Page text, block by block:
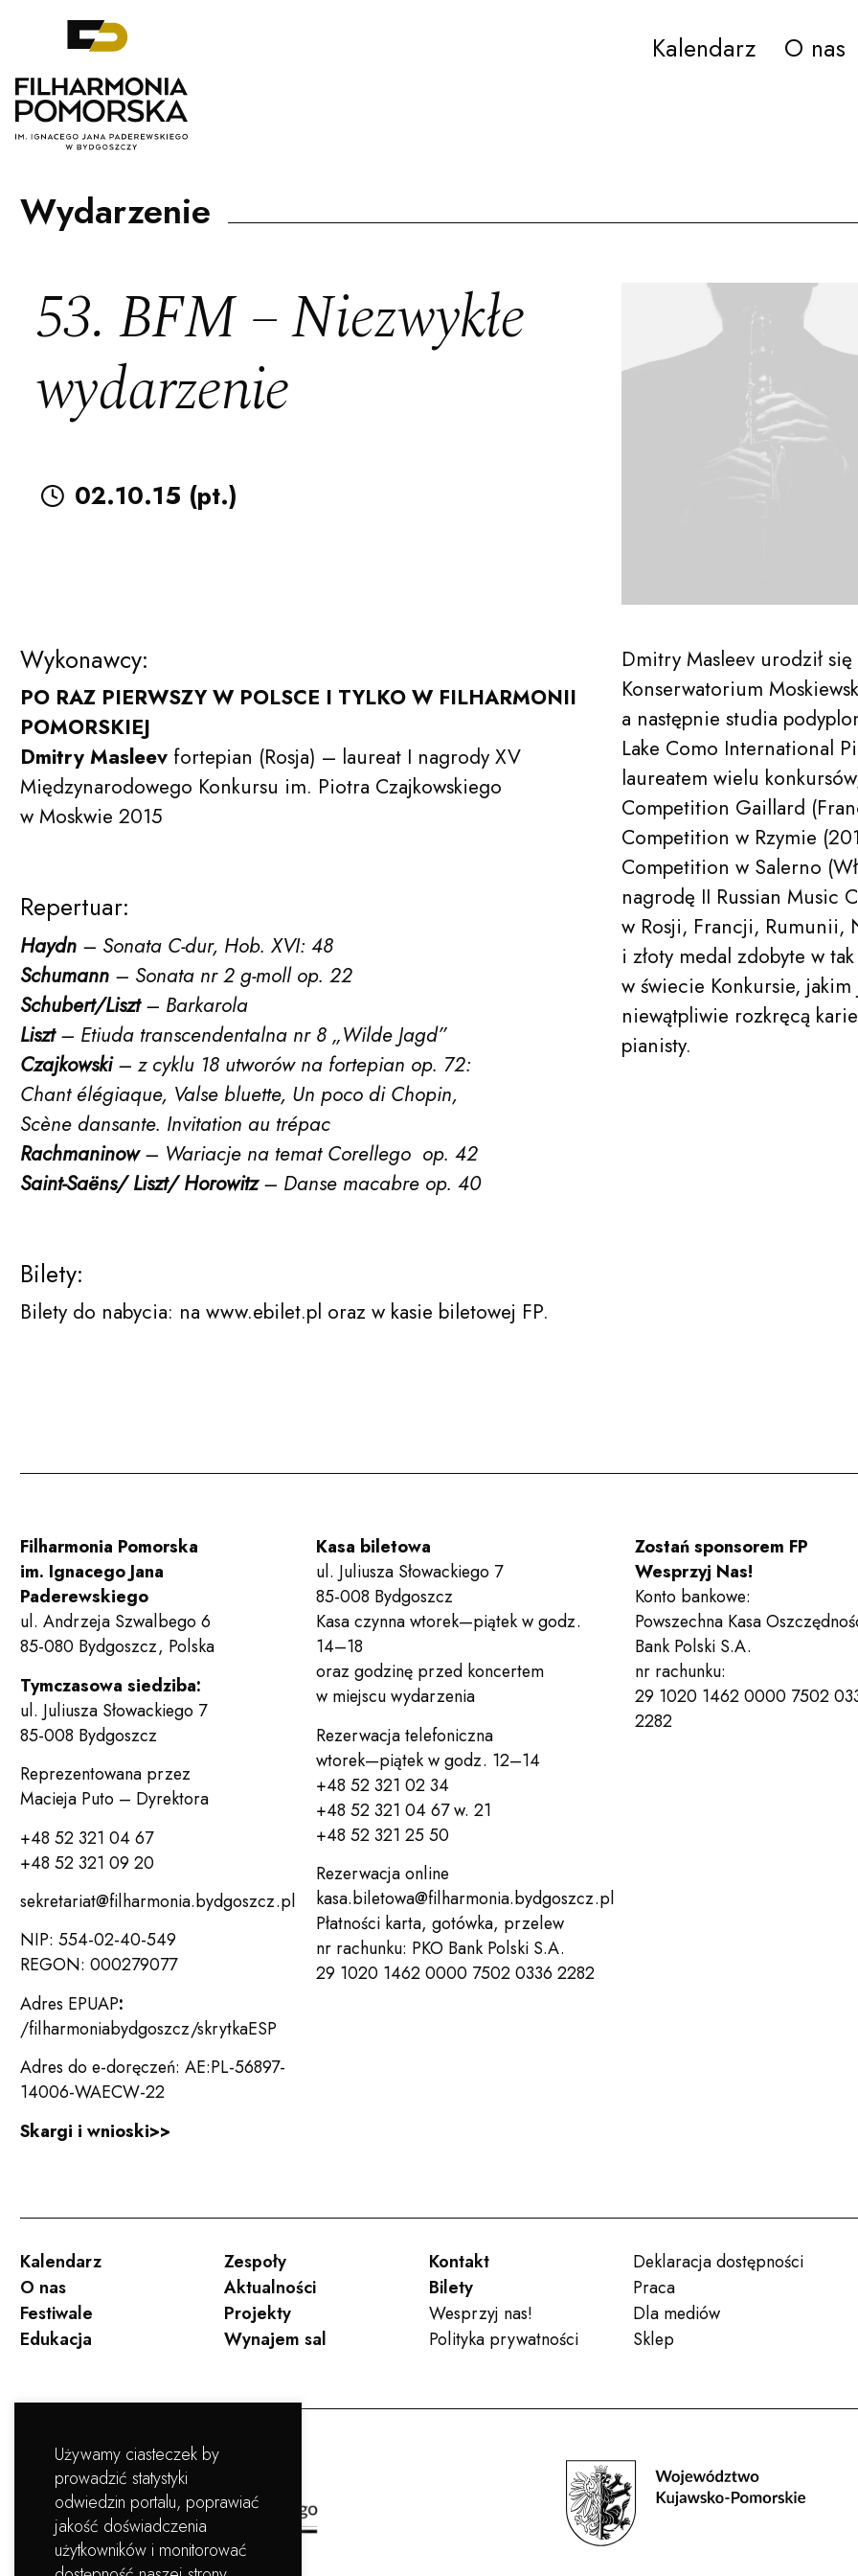
Filharmonia Pomorska im. Ignacego Jana Paderewskiego w Bydgoszczy
Kalendarz O nas
Filharmonia Pomorska im. Ignacego Jana Paderewskiego w Bydgoszczy
Kalendarz
O nas
Aktualności
Kontakt
Deklaracja dostępności
Wesprzyj nas!
Wydarzenie
53. BFM – Niezwykłe
wydarzenie
02.10.15 (pt.)
Wykonawcy:
PO RAZ PIERWSZY W POLSCE I TYLKO W FILHARMONII
POMORSKIEJ
Dmitry Masleev fortepian (Rosja) – laureat I nagrody XV
Międzynarodowego Konkursu im. Piotra Czajkowskiego
w Moskwie 2015
Repertuar:
Haydn – Sonata C-dur, Hob. XVI: 48
Schumann – Sonata nr 2 g-moll op. 22
Schubert/Liszt– Barkarola
Liszt– Etiuda transcendentalna nr 8 „Wilde Jagd”
Czajkowski– z cyklu 18 utworów na fortepian op. 72:
Chant élégiaque, Valse bluette, Un poco di Chopin,
Scène dansante. Invitation au trépac
Rachmaninow– Wariacje na temat Corellego op. 42
Saint-Saëns/ Liszt/ Horowitz– Danse macabre op. 40
Bilety:
Bilety do nabycia: na www.ebilet.pl oraz w kasie biletowej FP.
Dmitry Masleev urodził
Konserwatorium
a następnie studia
Lake Como International
laureatem wielu
Competition Gaillard
Competition w Rzymie
Competition w Salerno
nagrodę II Russian Music
w Rosji, Francji, Rumunii,
i złoty medal zdobyte w
w świecie Konkursie,
niewątpliwie rozkręcą
pianisty.
Filharmonia Pomorska
im. Ignacego Jana
Paderewskiego
ul. Andrzeja Szwalbego 6
85-080 Bydgoszcz, Polska
Tymczasowa siedziba:
ul. Juliusza Słowackiego 7
85-008 Bydgoszcz
Reprezentowana przez
Macieja Puto – Dyrektora
+48 52 321 04 67
+48 52 321 09 20
sekretariat@filharmonia.bydgoszcz.pl
NIP: 554-02-40-549
REGON: 000279077
Adres EPUAP:
/filharmoniabydgoszcz/skrytkaESP
Adres do e-doręczeń: AE:PL-56897-
14006-WAECW-22
Skargi i wnioski>>
Kasa biletowa
ul. Juliusza Słowackiego 7
85-008 Bydgoszcz
Kasa czynna wtorek—piątek w godz.
14–18
oraz godzinę przed koncertem
w miejscu wydarzenia
Rezerwacja telefoniczna
wtorek—piątek w godz. 12–14
+48 52 321 02 34
+48 52 321 04 67 w. 21
+48 52 321 25 50
Rezerwacja online
kasa.biletowa@filharmonia.bydgoszcz.pl
Płatności karta, gotówka, przelew
nr rachunku: PKO Bank Polski S.A.
29 1020 1462 0000 7502 0336 2282
Zostań sponsorem FP
Wesprzyj Nas!
Konto bankowe:
Powszechna Kasa
Bank Polski S.A.
nr rachunku:
29 1020 1462 0000 7502
2282
Kalendarz
O nas
Festiwale
Edukacja
Zespoły
Aktualności
Projekty
Wynajem sal
Kontakt
Bilety
Wesprzyj nas!
Polityka prywatności
Deklaracja dostępności
Praca
Dla mediów
Sklep
Używamy ciasteczek by
prowadzić statystyki
odwiedzin portalu, poprawiać
jakość doświadczenia
użytkowników i monitorować